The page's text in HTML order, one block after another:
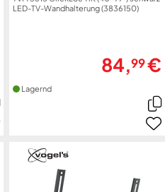
LED-TV-Wandhalterung (3836150)
84,99€
Lagernd